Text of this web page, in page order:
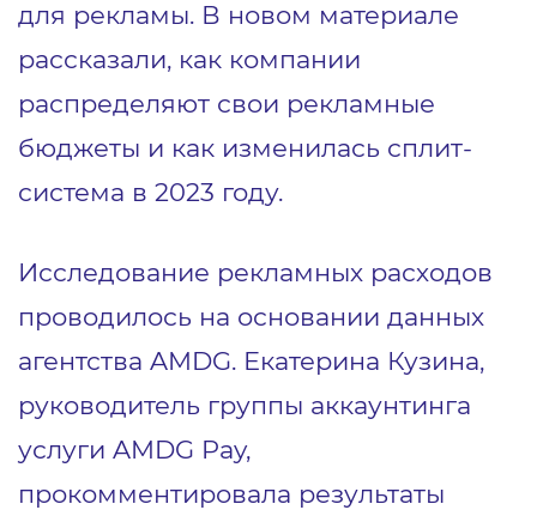
для рекламы. В новом материале
рассказали, как компании
распределяют свои рекламные
бюджеты и как изменилась сплит-
система в 2023 году.
Исследование рекламных расходов
проводилось на основании данных
агентства AMDG. Екатерина Кузина,
руководитель группы аккаунтинга
услуги AMDG Pay,
прокомментировала результаты